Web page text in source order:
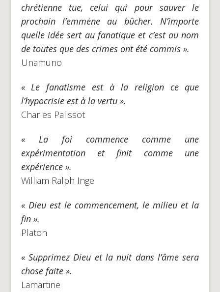
chrétienne tue, celui qui pour sauver le
prochain l’emmène au bûcher. N’importe
quelle idée sert au fanatique et c’est au nom
de toutes que des crimes ont été commis ».
Unamuno
« Le fanatisme est à la religion ce que
l’hypocrisie est à la vertu ».
Charles Palissot
« La foi commence comme une
expérimentation et finit comme une
expérience ».
William Ralph Inge
« Dieu est le commencement, le milieu et la
fin ».
Platon
« Supprimez Dieu et la nuit dans l’âme sera
chose faite ».
Lamartine